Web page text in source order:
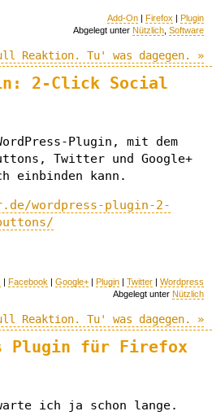
Add-On | Firefox | Plugin
Abgelegt unter Nützlich Software
Reaktion. Tu' was dagegen. »
2-Click Social
Plugin, mit dem
Twitter und Google+
einbinden kann.
wordpress-plugin-2-
| Facebook | Google+ | Plugin | Twitter | Wordpress
Abgelegt unter Nützlich
Reaktion. Tu' was dagegen. »
Plugin für Firefox
ich ja schon lange.